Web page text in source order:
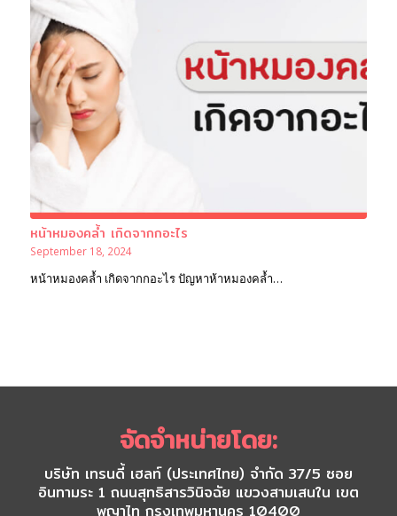
หน้าหมองคล้ำ เกิดจากกอะไร
September 18, 2024
หน้าหมองคล้ำ เกิดจากกอะไร ปัญหาห้าหมองคล้ำ…
จัดจำหน่ายโดย:
บริษัท เทรนดี้ เฮลท์ (ประเทศไทย) จำกัด 37/5 ซอย
อินทามระ 1 ถนนสุทธิสารวินิจฉัย แขวงสามเสนใน เขต
พญาไท กรุงเทพมหานคร 10400